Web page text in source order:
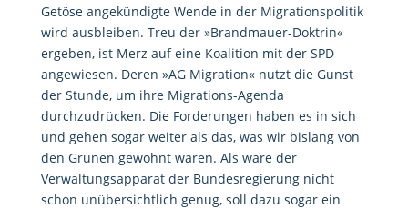
Getöse angekündigte Wende in der Migrationspolitik
wird ausbleiben. Treu der »Brandmauer-Doktrin«
ergeben, ist Merz auf eine Koalition mit der SPD
angewiesen. Deren »AG Migration« nutzt die Gunst
der Stunde, um ihre Migrations-Agenda
durchzudrücken. Die Forderungen haben es in sich
und gehen sogar weiter als das, was wir bislang von
den Grünen gewohnt waren. Als wäre der
Verwaltungsapparat der Bundesregierung nicht
schon unübersichtlich genug, soll dazu sogar ein